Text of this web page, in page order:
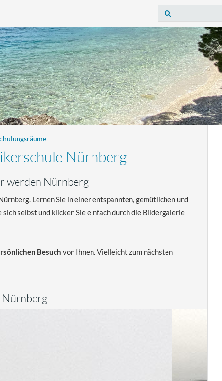
Nürnberg
werden Nürnberg
Lernen Sie in einer entspannten, gemütlichen und
selbst und klicken Sie einfach durch die Bildergalerie
Besuch von Ihnen. Vielleicht zum nächsten
Nürnberg